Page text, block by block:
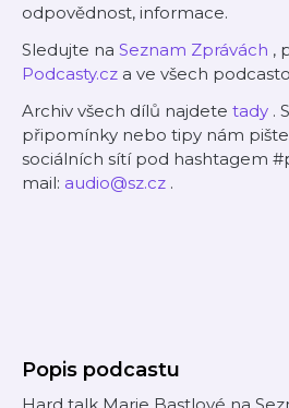
odpovědnost, informace.
Sledujte na Seznam Zprávách ,
Podcasty.cz a ve všech
Archiv všech dílů najdete tady .
připomínky nebo tipy nám
sociálních sítí pod hashtagem
mail: audio@sz.cz .
Popis podcastu